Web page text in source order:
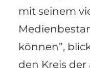
mit seinem
können”,
den Kreis